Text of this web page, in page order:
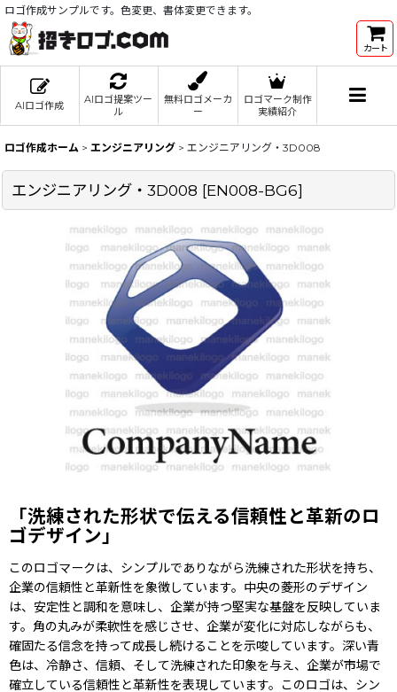
ロゴ作成サンプルです。色変更、書体変更できます。
カート
AIロゴ作成
AIロゴ提案ツー
ル
無料ロゴメーカ
ー
ロゴマーク制作
実績紹介
ロゴ作成ホーム > エンジニアリング > エンジニアリング・3D008
エンジニアリング・3D008 [EN008-BG6]
「洗練された形状で伝える信頼性と革新のロ
ゴデザイン」
このロゴマークは、シンプルでありながら洗練された形状を持ち、
企業の信頼性と革新性を象徴しています。中央の菱形のデザイン
は、安定性と調和を意味し、企業が持つ堅実な基盤を反映していま
す。角の丸みが柔軟性を感じさせ、企業が変化に対応しながらも、
確固たる信念を持って成長し続けることを示唆しています。深い青
色は、冷静さ、信頼、そして洗練された印象を与え、企業が市場で
確立している信頼性と革新性を表現しています。このロゴは、シン